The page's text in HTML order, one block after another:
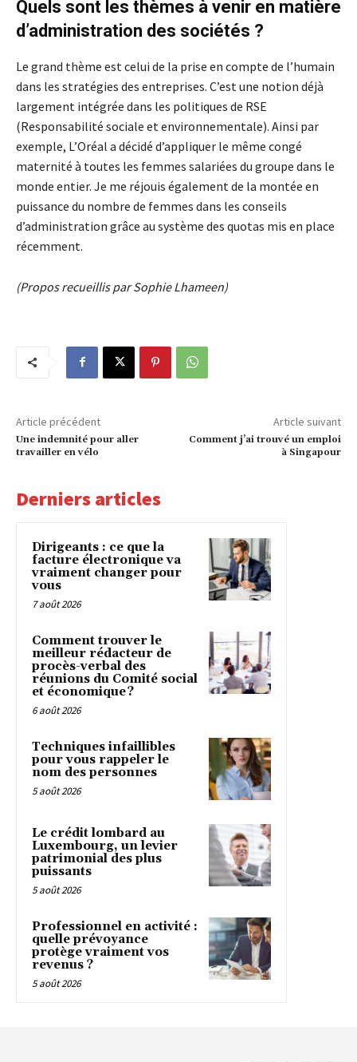
Quels sont les thèmes à venir en matière
d’administration des sociétés ?
Le grand thème est celui de la prise en compte de l’humain
dans les stratégies des entreprises. C’est une notion déjà
largement intégrée dans les politiques de RSE
(Responsabilité sociale et environnementale). Ainsi par
exemple, L’Oréal a décidé d’appliquer le même congé
maternité à toutes les femmes salariées du groupe dans le
monde entier. Je me réjouis également de la montée en
puissance du nombre de femmes dans les conseils
d’administration grâce au système des quotas mis en place
récemment.
(Propos recueillis par Sophie Lhameen)
Article précédent
Une indemnité pour aller
travailler en vélo
Article suivant
Comment j’ai trouvé un emploi
à Singapour
Derniers articles
Dirigeants : ce que la
facture électronique va
vraiment changer pour
vous
7 août 2026
Comment trouver le
meilleur rédacteur de
procès-verbal des
réunions du Comité social
et économique ?
6 août 2026
Techniques infaillibles
pour vous rappeler le
nom des personnes
5 août 2026
Le crédit lombard au
Luxembourg, un levier
patrimonial des plus
puissants
5 août 2026
Professionnel en activité :
quelle prévoyance
protège vraiment vos
revenus ?
5 août 2026